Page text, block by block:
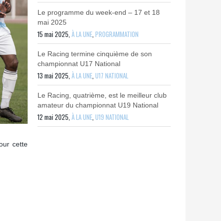
cette
Le programme du week-end – 17 et 18
mai 2025
15 mai 2025,À LA UNE,PROGRAMMATION
Le Racing termine cinquième de son
championnat U17 National
13 mai 2025,À LA UNE,U17 NATIONAL
Le Racing, quatrième, est le meilleur club
amateur du championnat U19 National
12 mai 2025,À LA UNE,U19 NATIONAL